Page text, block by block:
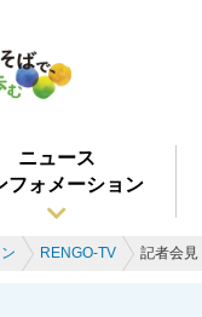
ニュース
フォメーション
RENGO-TV 記者会